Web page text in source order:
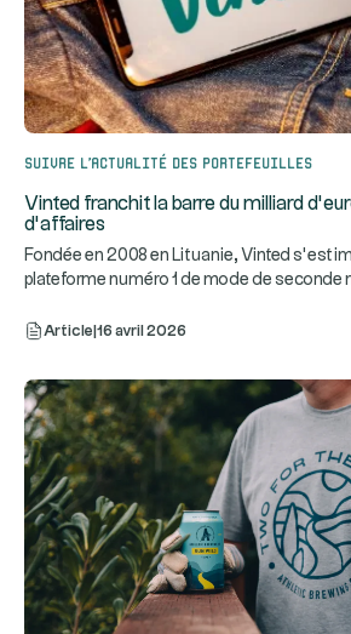
Suivre l’actualité des portefeuilles
Vinted franchit la barre du milliard
d’affaires
Fondée en 2008 en Lituanie, Vinted s’est
plateforme numéro 1 de mode de seconde
Article 16 avril 2026